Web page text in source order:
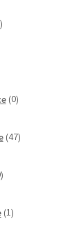
0izdelkov
47izdelkov
izdelkov
1izdelek